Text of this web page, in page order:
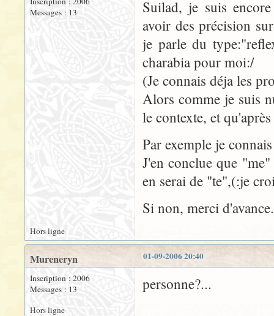
Messages : 13
Suilad, je suis
avoir des précision
je parle du
charabia pour moi:/
(Je connais déja les
Alors comme je suis
le contexte, et
Par exemple je
J'en conclue que
en serai de "te",(:je
Si non, merci d'avance.
Hors ligne
01-09-2006 20:40
Mureneryn
Inscription : 2006
Messages : 13
personne?...
Hors ligne